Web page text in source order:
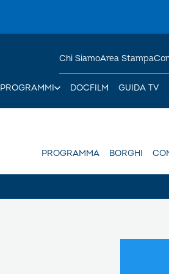
PROGRAMMI DOCFILM GUIDA TV
Chi SiamoArea Stampa
PROGRAMMA BORGHI